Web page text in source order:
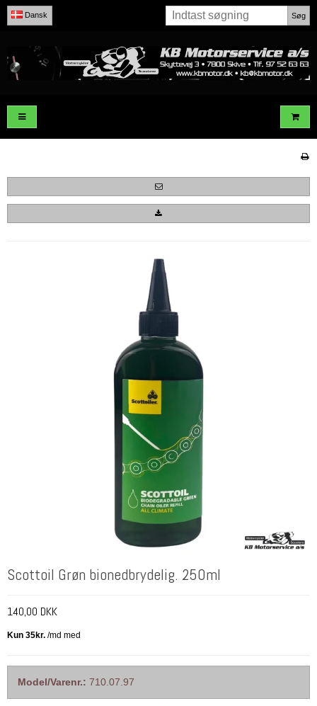
Dansk Søg
Scottoil Grøn bionedbrydelig. 250ml
140,00 DKK
Model/Varenr.: 710.07.97